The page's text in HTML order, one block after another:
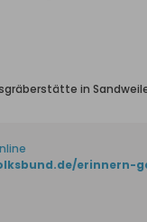
in
erinnern-